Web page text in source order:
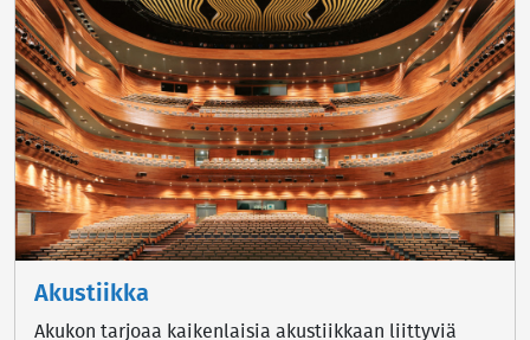
Akustiikka
Akukon tarjoaa kaikenlaisia akustiikkaan liittyviä